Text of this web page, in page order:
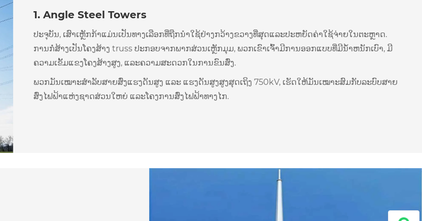
1. Angle Steel Towers
ປະຈຸບັນ, ເສົາເຫຼັກກ້າແມ່ນເປັນທາງເລືອກທີ່ຖືກນໍາໃຊ້ຢ່າງກວ້າງຂວາງທີ່ສຸດແລະປະຫຍັດຄ່າໃຊ້ຈ່າຍໃນຕະຫຼາດ.
ການກໍ່ສ້າງເປັນໂຄງສ້າງ truss ປະກອບຈາກພາກສ່ວນເຫຼັກມຸມ, ພວກເຂົາເຈົ້າມີການອອກແບບທີ່ມີນ້ໍາຫນັກເບົາ, ມີ
ຄວາມເຂັ້ມແຂງໂຄງສ້າງສູງ, ແລະຄວາມສະດວກໃນການຂົນສົ່ງ.
ພວກມັນເໝາະສຳລັບສາຍສົ່ງແຮງດັນສູງ ແລະ ແຮງດັນສູງສູງສຸດເຖິງ 750kV, ເຮັດໃຫ້ມັນເໝາະສົມກັບລະບົບສາຍ
ສົ່ງໄຟຟ້າແຫ່ງຊາດສ່ວນໃຫຍ່ ແລະໂຄງການສົ່ງໄຟຟ້າທາງໄກ.